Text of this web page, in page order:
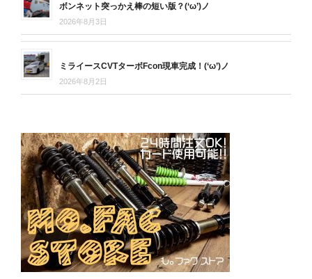
ボンネット突っかえ棒の短い版？(‘ω’)ノ
2026年8月3日
ミライースCVTターボFcon現車完成！(‘ω’)ノ
2026年8月2日